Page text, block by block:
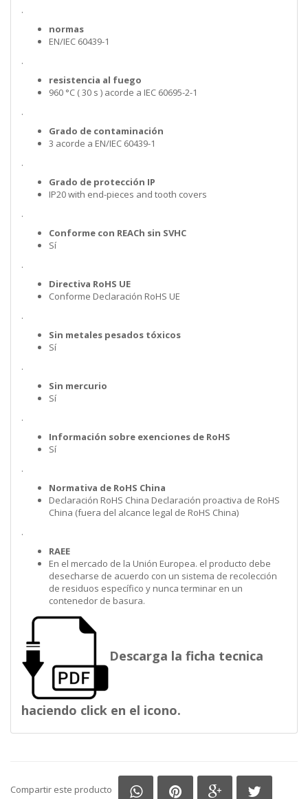
.
normas
EN/IEC 60439-1
.
resistencia al fuego
960 °C ( 30 s ) acorde a IEC 60695-2-1
.
Grado de contaminación
3 acorde a EN/IEC 60439-1
.
Grado de protección IP
IP20 with end-pieces and tooth covers
.
Conforme con REACh sin SVHC
Sí
.
Directiva RoHS UE
Conforme Declaración RoHS UE
.
Sin metales pesados tóxicos
Sí
.
Sin mercurio
Sí
.
Información sobre exenciones de RoHS
Sí
.
Normativa de RoHS China
Declaración RoHS China Declaración proactiva de RoHS
China (fuera del alcance legal de RoHS China)
.
RAEE
En el mercado de la Unión Europea. el producto debe
desecharse de acuerdo con un sistema de recolección
de residuos específico y nunca terminar en un
contenedor de basura.
Descarga la ficha tecnica
haciendo click en el icono.
Compartir este producto Compartir en Whatsapp
Compartir en Pinterest
Compartir en